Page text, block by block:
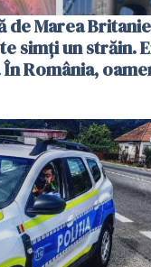
de Marea
simți un străin.
România,